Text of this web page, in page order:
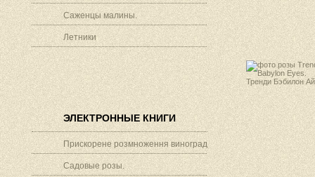
Саженцы малины.
Летники
ЭЛЕКТРОННЫЕ КНИГИ
Прискорене розмноження винограду.
Садовые розы.